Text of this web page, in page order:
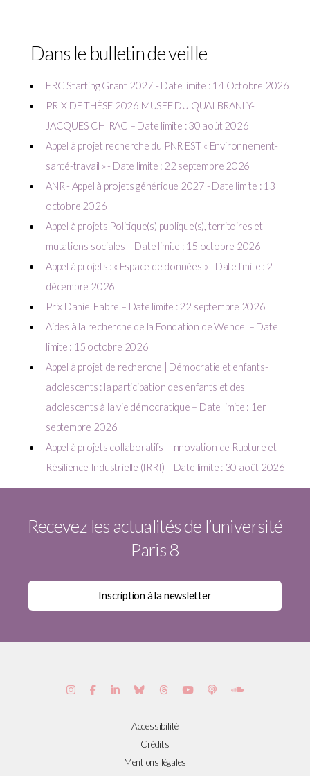
Dans le bulletin de veille
ERC Starting Grant 2027 - Date limite : 14 Octobre 2026
PRIX DE THÈSE 2026 MUSEE DU QUAI BRANLY-
JACQUES CHIRAC – Date limite : 30 août 2026
Appel à projet recherche du PNR EST « Environnement-
santé-travail » - Date limite : 22 septembre 2026
ANR - Appel à projets générique 2027 - Date limite : 13
octobre 2026
Appel à projets Politique(s) publique(s), territoires et
mutations sociales – Date limite : 15 octobre 2026
Appel à projets : « Espace de données » - Date limite : 2
décembre 2026
Prix Daniel Fabre – Date limite : 22 septembre 2026
Aides à la recherche de la Fondation de Wendel – Date
limite : 15 octobre 2026
Appel à projet de recherche | Démocratie et enfants-
adolescents : la participation des enfants et des
adolescents à la vie démocratique – Date limite : 1er
septembre 2026
Appel à projets collaboratifs - Innovation de Rupture et
Résilience Industrielle (IRRI) – Date limite : 30 août 2026
Recevez les actualités de l’université
Paris 8
Accessibilité
Crédits
Mentions légales